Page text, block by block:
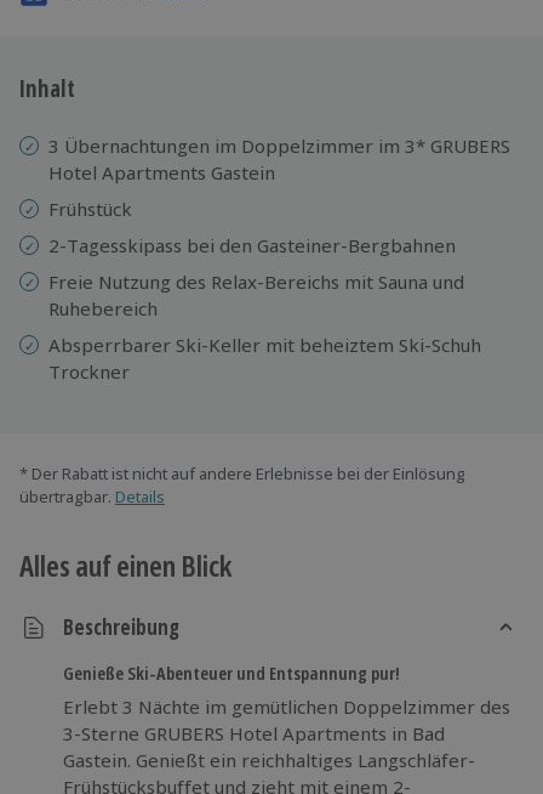
Inhalt
3 Übernachtungen im Doppelzimmer im 3* GRUBERS
Hotel Apartments Gastein
Frühstück
2-Tagesskipass bei den Gasteiner-Bergbahnen
Freie Nutzung des Relax-Bereichs mit Sauna und
Ruhebereich
Absperrbarer Ski-Keller mit beheiztem Ski-Schuh
Trockner
* Der Rabatt ist nicht auf andere Erlebnisse bei der Einlösung
übertragbar. Details
Alles auf einen Blick
Beschreibung
Genieße Ski-Abenteuer und Entspannung pur!
Erlebt 3 Nächte im gemütlichen Doppelzimmer des
3-Sterne GRUBERS Hotel Apartments in Bad
Gastein. Genießt ein reichhaltiges Langschläfer-
Frühstücksbuffet und zieht mit einem 2-